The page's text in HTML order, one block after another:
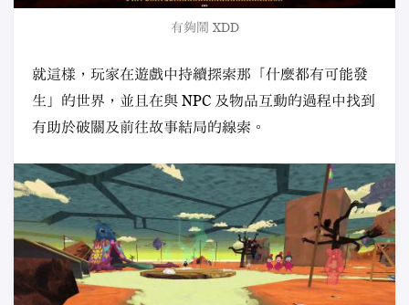
有夠鬧 XDD
就這樣，玩家在遊戲中持續探索那「什麼都有可能發
生」的世界，並且在與 NPC 及物品互動的過程中找到
有助於破關及前往故事結局的線索。